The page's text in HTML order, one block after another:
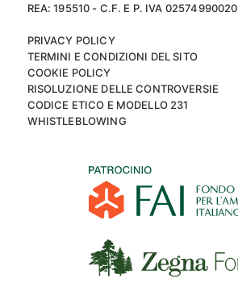
REA: 195510 - C.F. E P. IVA 02574990020
PRIVACY POLICY
TERMINI E CONDIZIONI DEL SITO
COOKIE POLICY
RISOLUZIONE DELLE CONTROVERSIE
CODICE ETICO E MODELLO 231
WHISTLEBLOWING